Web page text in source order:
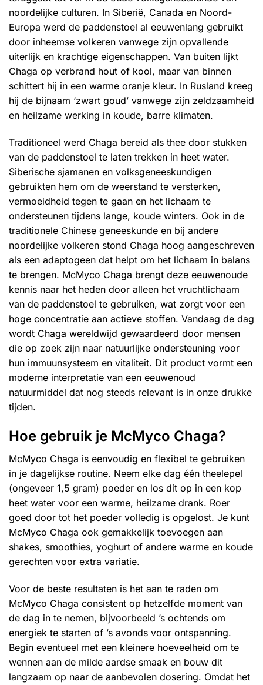
noordelijke culturen. In Siberië, Canada en Noord-
Europa werd de paddenstoel al eeuwenlang gebruikt
door inheemse volkeren vanwege zijn opvallende
uiterlijk en krachtige eigenschappen. Van buiten lijkt
Chaga op verbrand hout of kool, maar van binnen
schittert hij in een warme oranje kleur. In Rusland kreeg
hij de bijnaam ‘zwart goud’ vanwege zijn zeldzaamheid
en heilzame werking in koude, barre klimaten.
Traditioneel werd Chaga bereid als thee door stukken
van de paddenstoel te laten trekken in heet water.
Siberische sjamanen en volksgeneeskundigen
gebruikten hem om de weerstand te versterken,
vermoeidheid tegen te gaan en het lichaam te
ondersteunen tijdens lange, koude winters. Ook in de
traditionele Chinese geneeskunde en bij andere
noordelijke volkeren stond Chaga hoog aangeschreven
als een adaptogeen dat helpt om het lichaam in balans
te brengen. McMyco Chaga brengt deze eeuwenoude
kennis naar het heden door alleen het vruchtlichaam
van de paddenstoel te gebruiken, wat zorgt voor een
hoge concentratie aan actieve stoffen. Vandaag de dag
wordt Chaga wereldwijd gewaardeerd door mensen
die op zoek zijn naar natuurlijke ondersteuning voor
hun immuunsysteem en vitaliteit. Dit product vormt een
moderne interpretatie van een eeuwenoud
natuurmiddel dat nog steeds relevant is in onze drukke
tijden.
Hoe gebruik je McMyco Chaga?
McMyco Chaga is eenvoudig en flexibel te gebruiken
in je dagelijkse routine. Neem elke dag één theelepel
(ongeveer 1,5 gram) poeder en los dit op in een kop
heet water voor een warme, heilzame drank. Roer
goed door tot het poeder volledig is opgelost. Je kunt
McMyco Chaga ook gemakkelijk toevoegen aan
shakes, smoothies, yoghurt of andere warme en koude
gerechten voor extra variatie.
Voor de beste resultaten is het aan te raden om
McMyco Chaga consistent op hetzelfde moment van
de dag in te nemen, bijvoorbeeld ’s ochtends om
energiek te starten of ’s avonds voor ontspanning.
Begin eventueel met een kleinere hoeveelheid om te
wennen aan de milde aardse smaak en bouw dit
langzaam op naar de aanbevolen dosering. Omdat het